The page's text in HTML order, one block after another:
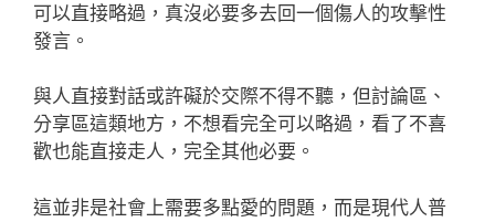
可以直接略過，真沒必要多去回一個傷人的攻擊性
發言。
與人直接對話或許礙於交際不得不聽，但討論區、
分享區這類地方，不想看完全可以略過，看了不喜
歡也能直接走人，完全其他必要。
這並非是社會上需要多點愛的問題，而是現代人普